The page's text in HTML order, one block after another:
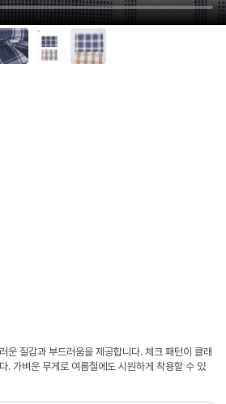
운 질감과 부드러움을 제공합니다. 체크 패턴이 클래
. 가벼운 무게로 여름철에도 시원하게 착용할 수 있